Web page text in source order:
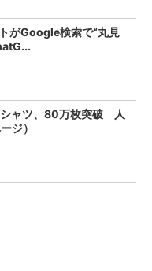
がGoogle検索で“丸見
ャツ、80万枚突破 人
ジ）